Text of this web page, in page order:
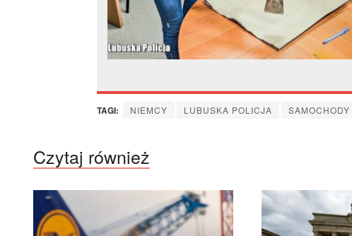
TAGI: NIEMCY LUBUSKA POLICJA SAMOCHODY
Czytaj również